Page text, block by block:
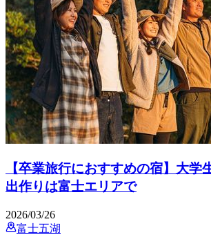
【卒業旅行におすすめの宿】大学
出作りは富士エリアで
2026/03/26
富士五湖